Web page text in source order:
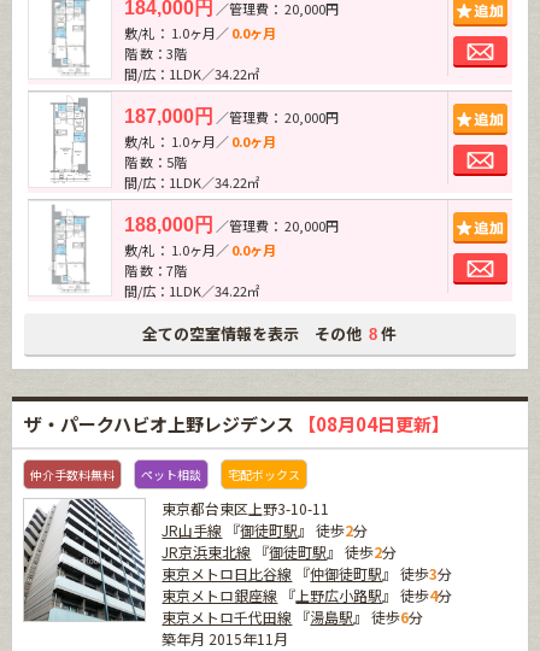
184,000円 ／管理費： 20,000円
敷/礼： 1.0ヶ月／0.0ヶ月
階 数：3階
間/広：1LDK／34.22㎡
187,000円 ／管理費： 20,000円
敷/礼： 1.0ヶ月／0.0ヶ月
階 数：5階
間/広：1LDK／34.22㎡
188,000円 ／管理費： 20,000円
敷/礼： 1.0ヶ月／0.0ヶ月
階 数：7階
間/広：1LDK／34.22㎡
全ての空室情報を表示 その他 8 件
ザ・パークハビオ上野レジデンス 【08月04日更新】
仲介手数料無料 ペット相談 宅配ボックス
東京都台東区上野3-10-11
JR山手線 『御徒町駅』 徒歩2分
JR京浜東北線 『御徒町駅』 徒歩2分
東京メトロ日比谷線 『仲御徒町駅』 徒歩3分
東京メトロ銀座線 『 上野広小路駅』 徒歩4分
東京メトロ千代田線 『湯島駅』 徒歩6分
築年月 2015年11月